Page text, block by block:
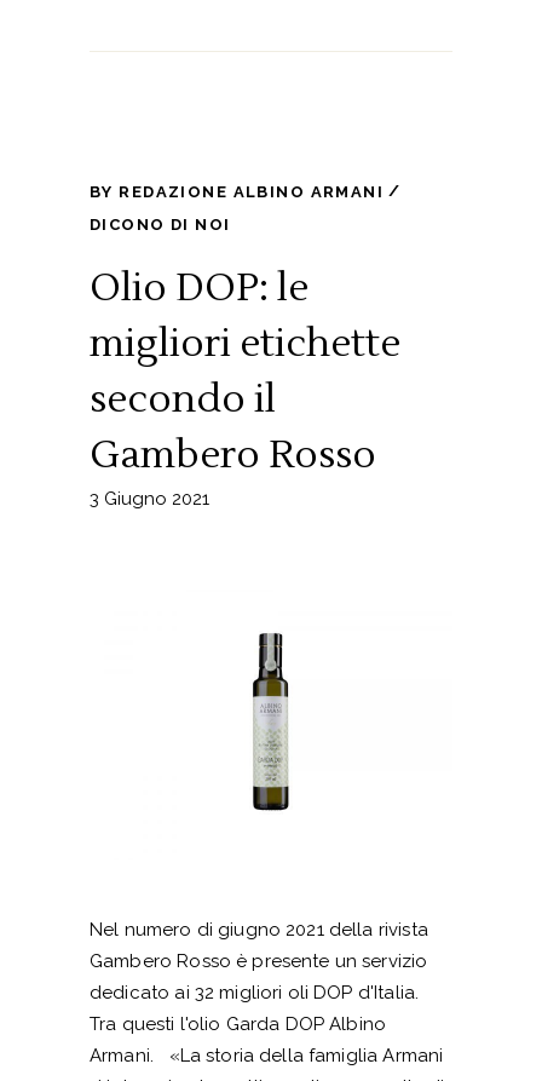
BY REDAZIONE ALBINO ARMANI
DICONO DI NOI
Olio DOP: le
migliori etichette
secondo il
Gambero Rosso
3 Giugno 2021
Nel numero di giugno 2021 della rivista
Gambero Rosso è presente un servizio
dedicato ai 32 migliori oli DOP d'Italia.
Tra questi l'olio Garda DOP Albino
Armani. «La storia della famiglia Armani